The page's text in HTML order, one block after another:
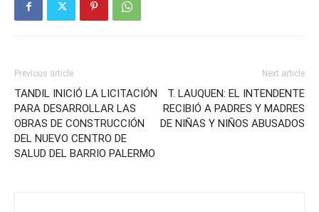
Previous article
TANDIL INICIÓ LA LICITACIÓN
PARA DESARROLLAR LAS
OBRAS DE CONSTRUCCIÓN
DEL NUEVO CENTRO DE
SALUD DEL BARRIO PALERMO
Next article
T. LAUQUEN: EL INTENDENTE
RECIBIÓ A PADRES Y MADRES
DE NIÑAS Y NIÑOS ABUSADOS